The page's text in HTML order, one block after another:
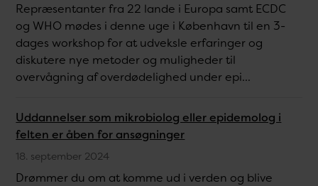
Repræsentanter fra 22 lande i Europa samt ECDC
og WHO mødes i denne uge i København til en 3-
dages workshop for at udveksle erfaringer og
diskutere nye metoder og muligheder til
overvågning af overdødelighed under epi...
Uddannelser som mikrobiolog eller epidemolog i
felten er åben for ansøgninger
18. september 2024
Drømmer du om at komme ud i verden og blive